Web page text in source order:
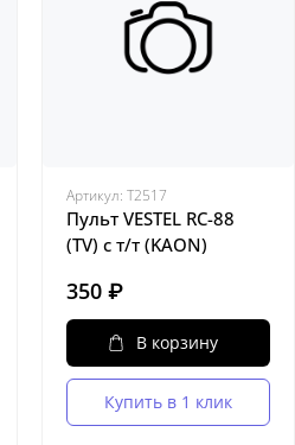
Артикул: Т2517
Пульт VESTEL RC-88
(TV) с т/т (KAON)
350 ₽
В корзину
Купить в 1 клик